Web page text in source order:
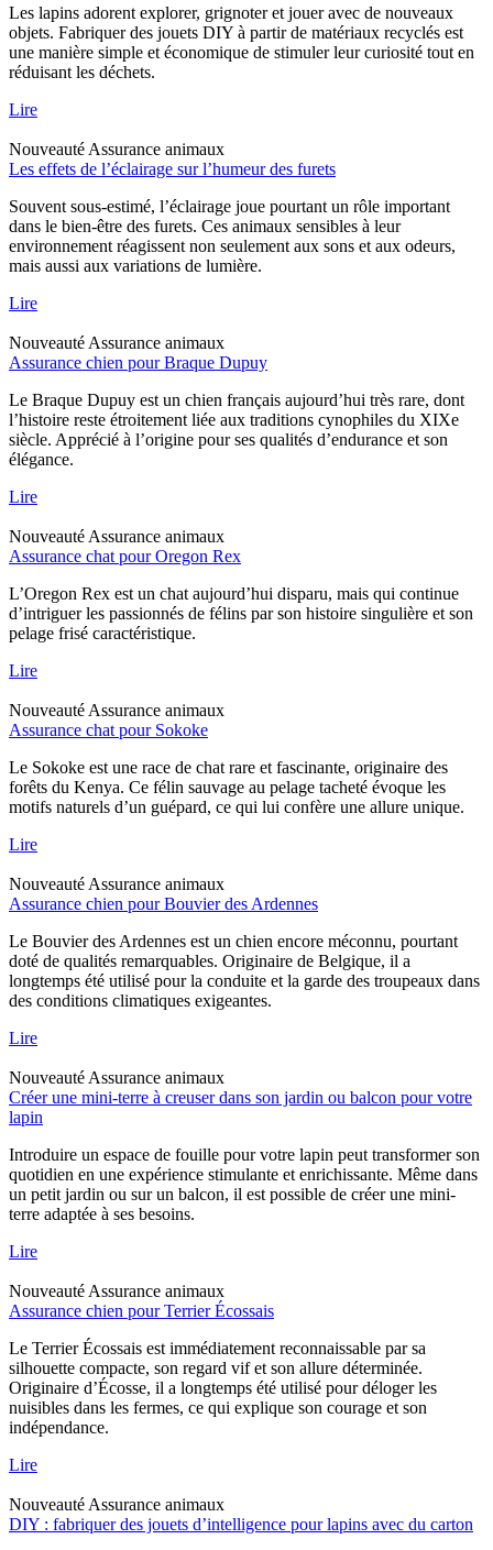
Les lapins adorent explorer, grignoter et jouer avec de nouveaux
objets. Fabriquer des jouets DIY à partir de matériaux recyclés est
une manière simple et économique de stimuler leur curiosité tout en
réduisant les déchets.
Lire
Nouveauté Assurance animaux
Les effets de l’éclairage sur l’humeur des furets
Souvent sous-estimé, l’éclairage joue pourtant un rôle important
dans le bien-être des furets. Ces animaux sensibles à leur
environnement réagissent non seulement aux sons et aux odeurs,
mais aussi aux variations de lumière.
Lire
Nouveauté Assurance animaux
Assurance chien pour Braque Dupuy
Le Braque Dupuy est un chien français aujourd’hui très rare, dont
l’histoire reste étroitement liée aux traditions cynophiles du XIXe
siècle. Apprécié à l’origine pour ses qualités d’endurance et son
élégance.
Lire
Nouveauté Assurance animaux
Assurance chat pour Oregon Rex
L’Oregon Rex est un chat aujourd’hui disparu, mais qui continue
d’intriguer les passionnés de félins par son histoire singulière et son
pelage frisé caractéristique.
Lire
Nouveauté Assurance animaux
Assurance chat pour Sokoke
Le Sokoke est une race de chat rare et fascinante, originaire des
forêts du Kenya. Ce félin sauvage au pelage tacheté évoque les
motifs naturels d’un guépard, ce qui lui confère une allure unique.
Lire
Nouveauté Assurance animaux
Assurance chien pour Bouvier des Ardennes
Le Bouvier des Ardennes est un chien encore méconnu, pourtant
doté de qualités remarquables. Originaire de Belgique, il a
longtemps été utilisé pour la conduite et la garde des troupeaux dans
des conditions climatiques exigeantes.
Lire
Nouveauté Assurance animaux
Créer une mini-terre à creuser dans son jardin ou balcon pour votre
lapin
Introduire un espace de fouille pour votre lapin peut transformer son
quotidien en une expérience stimulante et enrichissante. Même dans
un petit jardin ou sur un balcon, il est possible de créer une mini-
terre adaptée à ses besoins.
Lire
Nouveauté Assurance animaux
Assurance chien pour Terrier Écossais
Le Terrier Écossais est immédiatement reconnaissable par sa
silhouette compacte, son regard vif et son allure déterminée.
Originaire d’Écosse, il a longtemps été utilisé pour déloger les
nuisibles dans les fermes, ce qui explique son courage et son
indépendance.
Lire
Nouveauté Assurance animaux
DIY : fabriquer des jouets d’intelligence pour lapins avec du carton